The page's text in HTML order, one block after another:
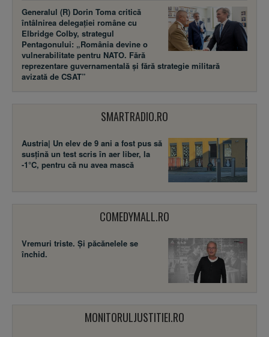
Generalul (R) Dorin Toma critică
întâlnirea delegației române cu
Elbridge Colby, strategul
Pentagonului: „România devine o
vulnerabilitate pentru NATO. Fără
reprezentare guvernamentală și fără strategie militară
avizată de CSAT”
SMARTRADIO.RO
Austria| Un elev de 9 ani a fost pus să
susţină un test scris în aer liber, la
-1°C, pentru că nu avea mască
COMEDYMALL.RO
Vremuri triste. Şi păcănelele se
închid.
MONITORULJUSTITIEI.RO